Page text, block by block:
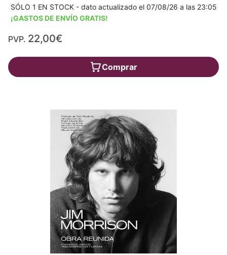
SÓLO 1 EN STOCK - dato actualizado el 07/08/26 a las 23:05
¡GASTOS DE ENVÍO GRATIS!
PVP. 22,00€
Comprar